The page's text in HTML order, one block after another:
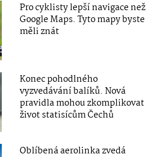
Pro cyklisty lepší navigace než
Google Maps. Tyto mapy byste
měli znát
Konec pohodlného
vyzvedávání balíků. Nová
pravidla mohou zkomplikovat
život statisícům Čechů
Oblíbená aerolinka zvedá